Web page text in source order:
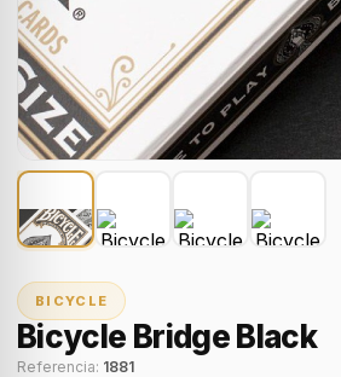
BICYCLE
Bicycle Bridge Black
Referencia: 1881